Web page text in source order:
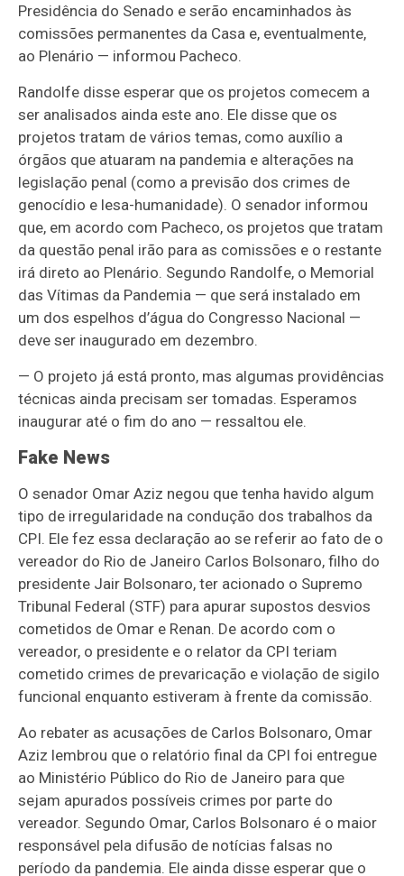
Presidência do Senado e serão encaminhados às
comissões permanentes da Casa e, eventualmente,
ao Plenário — informou Pacheco.
Randolfe disse esperar que os projetos comecem a
ser analisados ainda este ano. Ele disse que os
projetos tratam de vários temas, como auxílio a
órgãos que atuaram na pandemia e alterações na
legislação penal (como a previsão dos crimes de
genocídio e lesa-humanidade). O senador informou
que, em acordo com Pacheco, os projetos que tratam
da questão penal irão para as comissões e o restante
irá direto ao Plenário. Segundo Randolfe, o Memorial
das Vítimas da Pandemia — que será instalado em
um dos espelhos d’água do Congresso Nacional —
deve ser inaugurado em dezembro.
— O projeto já está pronto, mas algumas providências
técnicas ainda precisam ser tomadas. Esperamos
inaugurar até o fim do ano — ressaltou ele.
Fake News
O senador Omar Aziz negou que tenha havido algum
tipo de irregularidade na condução dos trabalhos da
CPI. Ele fez essa declaração ao se referir ao fato de o
vereador do Rio de Janeiro Carlos Bolsonaro, filho do
presidente Jair Bolsonaro, ter acionado o Supremo
Tribunal Federal (STF) para apurar supostos desvios
cometidos de Omar e Renan. De acordo com o
vereador, o presidente e o relator da CPI teriam
cometido crimes de prevaricação e violação de sigilo
funcional enquanto estiveram à frente da comissão.
Ao rebater as acusações de Carlos Bolsonaro, Omar
Aziz lembrou que o relatório final da CPI foi entregue
ao Ministério Público do Rio de Janeiro para que
sejam apurados possíveis crimes por parte do
vereador. Segundo Omar, Carlos Bolsonaro é o maior
responsável pela difusão de notícias falsas no
período da pandemia. Ele ainda disse esperar que o